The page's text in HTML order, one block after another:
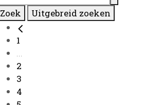
Zoek Uitgebreid zoeken
1
...
2
3
4